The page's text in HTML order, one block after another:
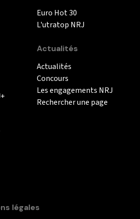
Euro Hot 30
L'utratop NRJ
Actualités
Actualités
Concours
Les engagements NRJ
Rechercher une page
légales